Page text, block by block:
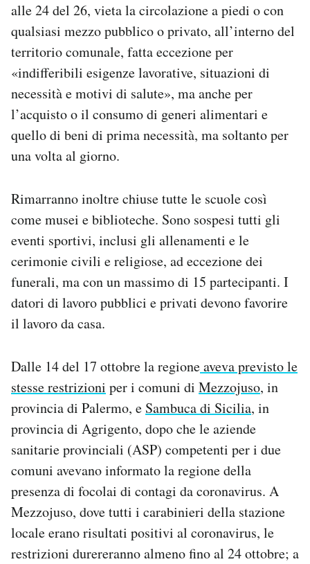
alle 24 del 26, vieta la circolazione a piedi o con
qualsiasi mezzo pubblico o privato, all’interno del
territorio comunale, fatta eccezione per
«indifferibili esigenze lavorative, situazioni di
necessità e motivi di salute», ma anche per
l’acquisto o il consumo di generi alimentari e
quello di beni di prima necessità, ma soltanto per
una volta al giorno.
Rimarranno inoltre chiuse tutte le scuole così
come musei e biblioteche. Sono sospesi tutti gli
eventi sportivi, inclusi gli allenamenti e le
cerimonie civili e religiose, ad eccezione dei
funerali, ma con un massimo di 15 partecipanti. I
datori di lavoro pubblici e privati devono favorire
il lavoro da casa.
Dalle 14 del 17 ottobre la regioneaveva previsto le
stesse restrizioni per i comuni di Mezzojuso, in
provincia di Palermo, e Sambuca di Sicilia, in
provincia di Agrigento, dopo che le aziende
sanitarie provinciali (ASP) competenti per i due
comuni avevano informato la regione della
presenza di focolai di contagi da coronavirus. A
Mezzojuso, dove tutti i carabinieri della stazione
locale erano risultati positivi al coronavirus, le
restrizioni durereranno almeno fino al 24 ottobre; a